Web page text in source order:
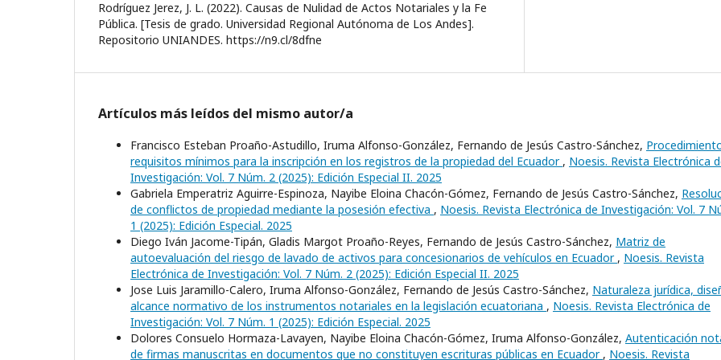
Rodríguez Jerez, J. L. (2022). Causas de Nulidad de Actos Notariales y la Fe
Pública. [Tesis de grado. Universidad Regional Autónoma de Los Andes].
Repositorio UNIANDES. https://n9.cl/8dfne
Artículos más leídos del mismo autor/a
Francisco Esteban Proaño-Astudillo, Iruma Alfonso-González, Fernando de Jesús Castro-Sánchez,
requisitos mínimos para la inscripción en los registros de la propiedad del Ecuador , Noesis. Revista Electrónica
Investigación: Vol. 7 Núm. 2 (2025): Edición Especial II. 2025
Gabriela Emperatriz Aguirre-Espinoza, Nayibe Eloina Chacón-Gómez, Fernando de Jesús Castro-Sánchez,
de conflictos de propiedad mediante la posesión efectiva , Noesis. Revista Electrónica de Investigación: Vol. 7
1 (2025): Edición Especial. 2025
Diego Iván Jacome-Tipán, Gladis Margot Proaño-Reyes, Fernando de Jesús Castro-Sánchez, Matriz de
autoevaluación del riesgo de lavado de activos para concesionarios de vehículos en Ecuador , Noesis. Revista
Electrónica de Investigación: Vol. 7 Núm. 2 (2025): Edición Especial II. 2025
Jose Luis Jaramillo-Calero, Iruma Alfonso-González, Fernando de Jesús Castro-Sánchez, Naturaleza jurídica,
alcance normativo de los instrumentos notariales en la legislación ecuatoriana , Noesis. Revista Electrónica de
Investigación: Vol. 7 Núm. 1 (2025): Edición Especial. 2025
Dolores Consuelo Hormaza-Lavayen, Nayibe Eloina Chacón-Gómez, Iruma Alfonso-González, Autenticación
de firmas manuscritas en documentos que no constituyen escrituras públicas en Ecuador , Noesis. Revista